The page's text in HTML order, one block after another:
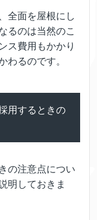
全面を屋根にし
るのは当然のこ
ス費用もかかり
わるのです。
用するときの
の注意点につい
明しておきま